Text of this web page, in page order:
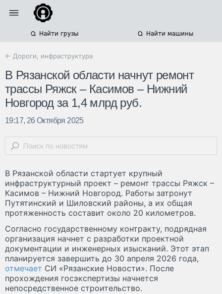
Найти грузы Найти машины
← Дороги, инфраструктура
В Рязанской области начнут ремонт
трассы Ряжск – Касимов – Нижний
Новгород за 1,4 млрд руб.
19:17, 26 Октября 2025
В Рязанской области стартует крупный
инфраструктурный проект – ремонт трассы Ряжск –
Касимов – Нижний Новгород. Работы затронут
Путятинский и Шиловский районы, а их общая
протяженность составит около 20 километров.
Cогласно государственному контракту, подрядная
организация начнет с разработки проектной
документации и инженерных изысканий. Этот этап
планируется завершить до 30 апреля 2026 года,
отмечает СИ «Рязанские Новости». После
прохождения госэкспертизы начнется
непосредственное строительство.